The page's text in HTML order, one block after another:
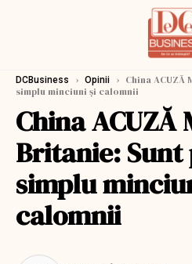
DCBusiness › Opinii › China ACUZĂ
simplu minciuni şi calomnii
China ACUZĂ
Britanie: Sunt
simplu
calomnii